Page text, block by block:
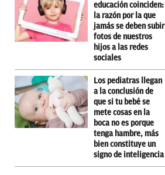
educación coinciden:
la razón por la que
jamás se deben subir
fotos de nuestros
hijos a las redes
sociales
Los pediatras llegan
a la conclusión de
que si tu bebé se
mete cosas en la
boca no es porque
tenga hambre, más
bien constituye un
signo de inteligencia